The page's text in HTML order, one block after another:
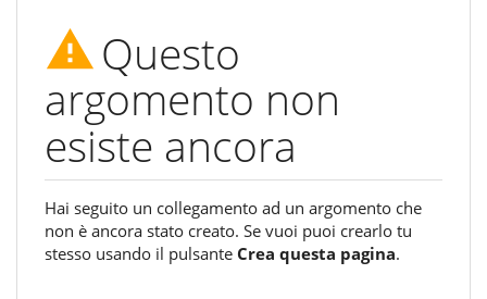
Questo
argomento non
esiste ancora
Hai seguito un collegamento ad un argomento che
non è ancora stato creato. Se vuoi puoi crearlo tu
stesso usando il pulsante Crea questa pagina.